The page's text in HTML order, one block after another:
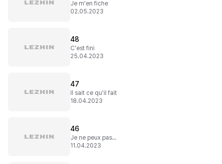
Je m'en fiche
02.05.2023
48
C'est fini
25.04.2023
47
Il sait ce qu'il fait
18.04.2023
46
Je ne peux pas...
11.04.2023